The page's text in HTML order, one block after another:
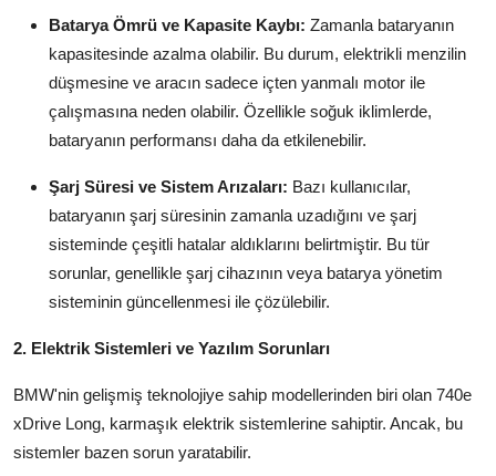
Şanzıman & Aktarma
Dizel Sistemler
Multimedya & Elektronik
Batarya Ömrü ve Kapasite Kaybı: Zamanla bataryanın
kapasitesinde azalma olabilir. Bu durum, elektrikli menzilin
düşmesine ve aracın sadece içten yanmalı motor ile
çalışmasına neden olabilir. Özellikle soğuk iklimlerde,
bataryanın performansı daha da etkilenebilir.
Şarj Süresi ve Sistem Arızaları: Bazı kullanıcılar,
bataryanın şarj süresinin zamanla uzadığını ve şarj
sisteminde çeşitli hatalar aldıklarını belirtmiştir. Bu tür
sorunlar, genellikle şarj cihazının veya batarya yönetim
sisteminin güncellenmesi ile çözülebilir.
2. Elektrik Sistemleri ve Yazılım Sorunları
BMW'nin gelişmiş teknolojiye sahip modellerinden biri olan 740e
xDrive Long, karmaşık elektrik sistemlerine sahiptir. Ancak, bu
sistemler bazen sorun yaratabilir.